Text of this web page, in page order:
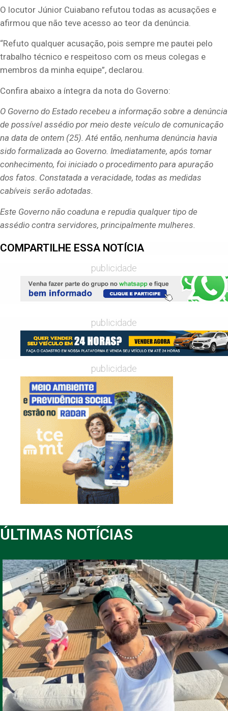
O locutor Júnior Cuiabano refutou todas as acusações e
afirmou que não teve acesso ao teor da denúncia.
“Refuto qualquer acusação, pois sempre me pautei pelo
trabalho técnico e respeitoso com os meus colegas e
membros da minha equipe”, declarou.
Confira abaixo a íntegra da nota do Governo:
O Governo do Estado recebeu a informação sobre a denúncia
de possível assédio por meio deste veículo de comunicação
na data de ontem (25). Até então, nenhuma denúncia havia
sido formalizada ao Governo. Imediatamente, após tomar
conhecimento, foi iniciado o procedimento para apuração
dos fatos. Constatada a veracidade, todas as medidas
cabíveis serão adotadas.
Este Governo não coaduna e repudia qualquer tipo de
assédio contra servidores, principalmente mulheres.
COMPARTILHE ESSA NOTÍCIA
publicidade
publicidade
publicidade
ÚLTIMAS NOTÍCIAS